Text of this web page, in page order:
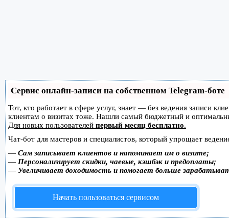
Сервис онлайн-записи на собственном Telegram-боте
Тот, кто работает в сфере услуг, знает — без ведения записи
клиентам о визитах тоже. Нашли самый бюджетный и
Для новых пользователей первый месяц бесплатно.
Чат-бот для мастеров и специалистов, который упрощает
— Сам записывает клиентов и напоминает им о визите;
— Персонализирует скидки, чаевые, кэшбэк и предоплаты;
— Увеличивает доходимость и помогает больше
Начать пользоваться сервисом